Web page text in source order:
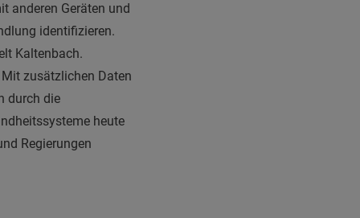
anderen Geräten und
identifizieren.
Kaltenbach.
zusätzlichen Daten
durch die
heute
Regierungen